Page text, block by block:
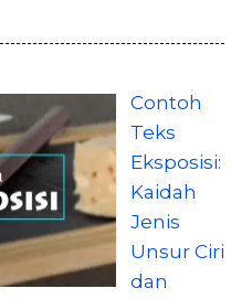
Contoh
Teks
Eksposisi:
Kaidah
Jenis
Unsur Ciri
dan